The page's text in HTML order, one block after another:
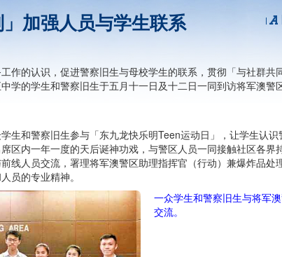
加强人员与学生联系
作的认识，促进警察旧生与母校学生的联系，贯彻「与社群共
学的学生和警察旧生于五月十一日及十二日一同到访将军澳警
生和警察旧生参与「东九龙快乐明Teen运动日」，让学生认识
区内一年一度的天后诞神功戏，与警区人员一同接触社区各界
线人员交流，署理将军澳警区助理指挥官（行动）兼爆炸品处
员的专业精神。
一众学生和警察旧生与将军
交流。